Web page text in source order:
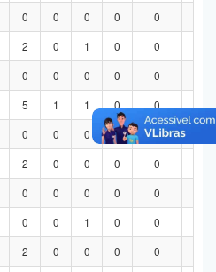
0 0 0 0 0
2 0 1 0 0
0 0 0 0 0
5 1 1 0 0
0 0 0 0 0
2 0 0 0 0
0 0 0 0 0
0 0 1 0 0
2 0 0 0 0